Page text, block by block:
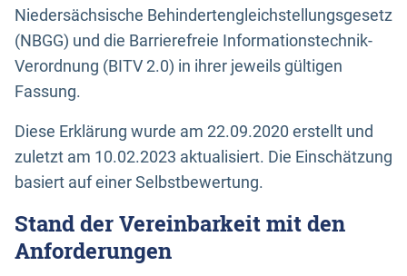
Niedersächsische Behindertengleichstellungsgesetz
(NBGG) und die Barrierefreie Informationstechnik-
Verordnung (BITV 2.0) in ihrer jeweils gültigen
Fassung.
Diese Erklärung wurde am 22.09.2020 erstellt und
zuletzt am 10.02.2023 aktualisiert. Die Einschätzung
basiert auf einer Selbstbewertung.
Stand der Vereinbarkeit mit den
Anforderungen